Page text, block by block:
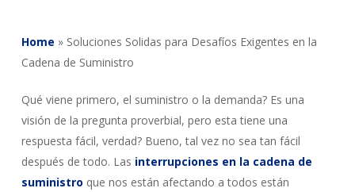
Home » Soluciones Solidas para Desafíos Exigentes en la
Cadena de Suministro
Qué viene primero, el suministro o la demanda? Es una
visión de la pregunta proverbial, pero esta tiene una
respuesta fácil, verdad? Bueno, tal vez no sea tan fácil
después de todo. Las interrupciones en la cadena de
suministro que nos están afectando a todos están